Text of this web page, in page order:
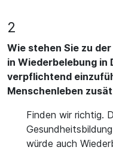
2
Wie stehen Sie zu
in Wiederbelebung
verpflichtend
Menschenleben
Finden wir richtig.
würde auch